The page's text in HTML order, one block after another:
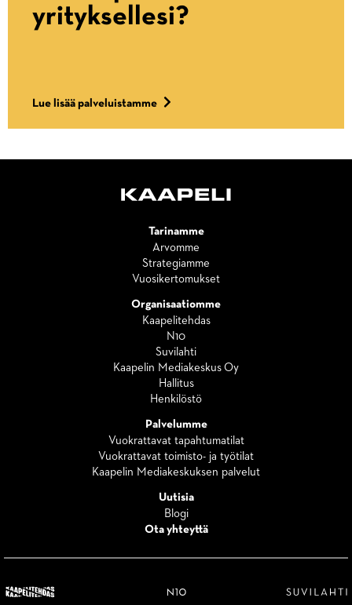
yrityksellesi?
Lue lisää palveluistamme
Tarinamme
Arvomme
Strategiamme
Vuosikertomukset
Organisaatiomme
Kaapelitehdas
N10
Suvilahti
Kaapelin Mediakeskus Oy
Hallitus
Henkilöstö
Palvelumme
Vuokrattavat tapahtumatilat
Vuokrattavat toimisto- ja työtilat
Kaapelin Mediakeskuksen palvelut
Uutisia
Blogi
Ota yhteyttä